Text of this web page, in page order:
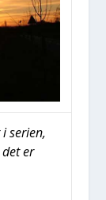
seri­en,
er